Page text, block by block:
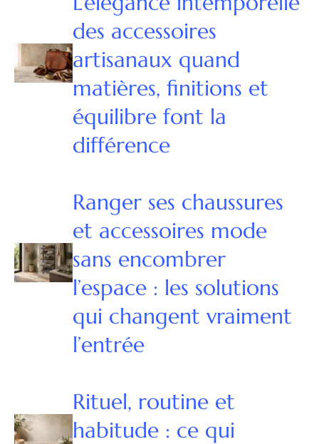
des accessoires
artisanaux quand
matières, finitions et
équilibre font la
différence
Ranger ses chaussures
et accessoires mode
sans encombrer
l’espace : les solutions
qui changent vraiment
l’entrée
Rituel, routine et
habitude : ce qui